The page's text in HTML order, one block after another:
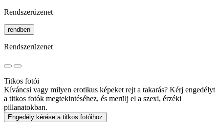
Rendszerüzenet
rendben
Rendszerüzenet
Titkos fotói
Kíváncsi vagy milyen erotikus képeket rejt a takarás? Kérj engedélyt
a titkos fotók megtekintéséhez, és merülj el a szexi, érzéki
pillanatokban.
Engedély kérése a titkos fotóihoz